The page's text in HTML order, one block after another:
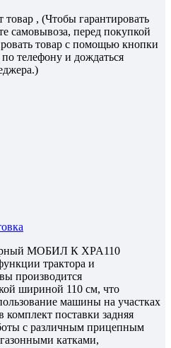
товар , (Чтобы гарантировать
самовывоза, перед покупкой
товар с помощью кнопки
телефону и дождаться
МОБИЛ К XPA110
трактора и
производится
шириной 110 см, что
машины на участках
комплект поставки задняя
с различным прицепным
катками,